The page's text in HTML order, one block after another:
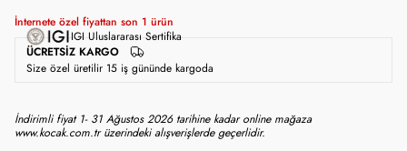
İnternete özel fiyattan son 1 ürün
ÜCRETSIZ KARGO
IGI Uluslararası Sertifika
Size özel üretilir 15 iş gününde kargoda
İndirimli fiyat 1- 31 Ağustos 2026 tarihine kadar online mağaza
www.kocak.com.tr üzerindeki alışverişlerde geçerlidir.